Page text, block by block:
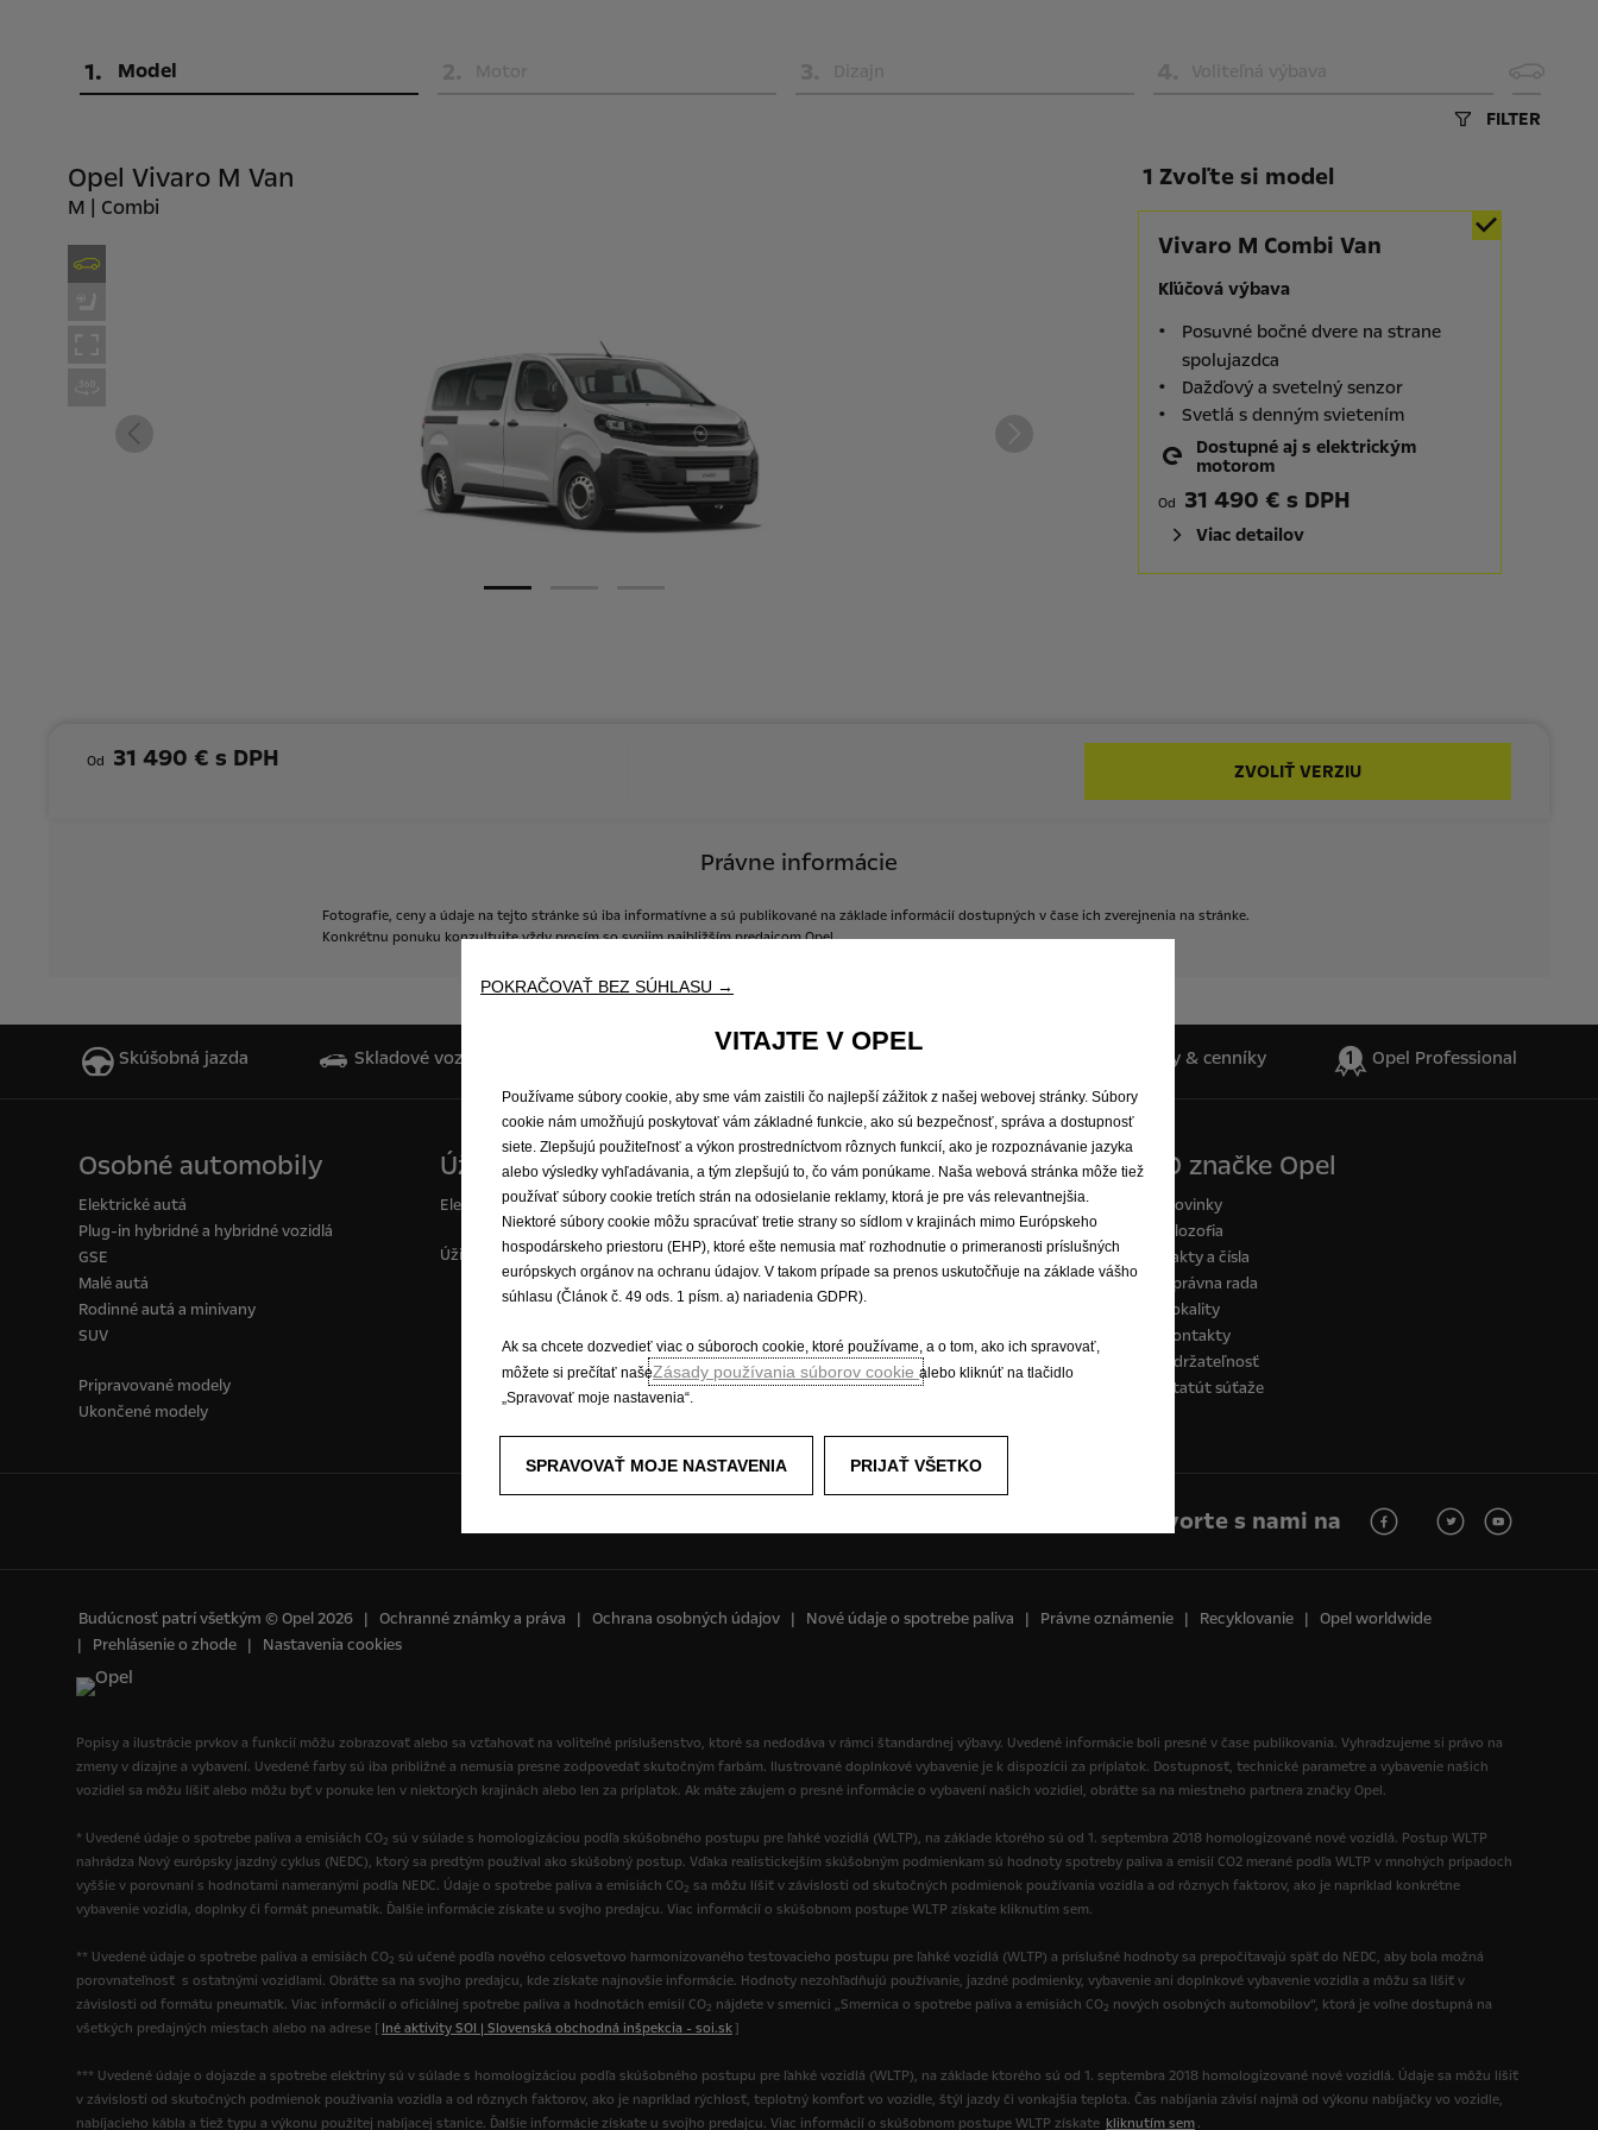
1. Model
FILTER
Opel Vivaro M Van
M | Combi
1 Zvoľte si model
Vivaro M Combi Van
Kľúčová výbava
Posuvné bočné dvere na strane
spolujazdca
Dažďový a svetelný senzor
Svetlá s denným svietením
Dostupné aj s elektrickým
motorom
Od 31 490 € s DPH
Viac detailov
Od 31 490 € s DPH ZVOLIŤ VERZIU
Právne informácie
Fotografie, ceny a údaje na tejto stránke sú iba informatívne a sú publikované na základe informácií dostupných v čase ich zverejnenia na stránke.
Konkrétnu ponuku konzultujte vždy prosím so svojim najbližším predajcom Opel.
Skúšobná jazda Skladové vozidlá Cenová ponuka Objednať do servisu Katalógy & cenníky Opel Professional
Osobné automobily
Elektrické autá
Plug-in hybridné a hybridné vozidlá
GSE
Malé autá
Rodinné autá a minivany
SUV
Pripravované modely
Ukončené modely
Úžitkové vozidlá
Elektrické dodávky a minibusy
Úžitkové vozidlá Opel
Zažite Opel
E-mobilita
Opel Connect
Informačno-zábavné systémy
Koncepčné vozidlá
Opel lifestyle shop
Opel Experimental
O značke Opel
Novinky
Filozofia
Fakty a čísla
Správna rada
Lokality
Kontakty
Udržateľnosť
Štatút súťaže
Hovorte s nami na
Budúcnosť patrí všetkým © Opel 2026 Ochranné známky a práva Ochrana osobných údajov Nové údaje o spotrebe paliva Právne oznámenie Recyklovanie
Opel worldwide
Prehlásenie o zhode
Nastavenia cookies
Popisy a ilustrácie prvkov a funkcií môžu zobrazovať alebo sa vzťahovať na voliteľné príslušenstvo, ktoré sa nedodáva v rámci štandardnej výbavy. Uvedené informácie boli presné v čase publikovania. Vyhradzujeme si právo na
zmeny v dizajne a vybavení. Uvedené farby sú iba približné a nemusia presne zodpovedať skutočným farbám. Ilustrované doplnkové vybavenie je k dispozícii za príplatok. Dostupnosť, technické parametre a vybavenie našich
vozidiel sa môžu líšiť alebo môžu byť v ponuke len v niektorých krajinách alebo len za príplatok. Ak máte záujem o presné informácie o vybavení našich vozidiel, obráťte sa na miestneho partnera značky Opel.
* Uvedené údaje o spotrebe paliva a emisiách CO2 sú v súlade s homologizáciou podľa skúšobného postupu pre ľahké vozidlá (WLTP), na základe ktorého sú od 1. septembra 2018 homologizované nové vozidlá. Postup WLTP
nahrádza Nový európsky jazdný cyklus (NEDC), ktorý sa predtým používal ako skúšobný postup. Vďaka realistickejším skúšobným podmienkam sú hodnoty spotreby paliva a emisií CO2 merané podľa WLTP v mnohých prípadoch
vyššie v porovnaní s hodnotami nameranými podľa NEDC. Údaje o spotrebe paliva a emisiách CO2 sa môžu líšiť v závislosti od skutočných podmienok používania vozidla a od rôznych faktorov, ako je napríklad konkrétne
vybavenie vozidla, doplnky či formát pneumatík. Ďalšie informácie získate u svojho predajcu. Viac informácií o skúšobnom postupe WLTP získate kliknutím sem.
** Uvedené údaje o spotrebe paliva a emisiách CO2 sú učené podľa nového celosvetovo harmonizovaného testovacieho postupu pre ľahké vozidlá (WLTP) a príslušné hodnoty sa prepočítavajú späť do NEDC, aby bola možná
porovnateľnosť s ostatnými vozidlami. Obráťte sa na svojho predajcu, kde získate najnovšie informácie. Hodnoty nezohľadňujú používanie, jazdné podmienky, vybavenie ani doplnkové vybavenie vozidla a môžu sa líšiť v
závislosti od formátu pneumatík. Viac informácií o oficiálnej spotrebe paliva a hodnotách emisií CO2 nájdete v smernici „Smernica o spotrebe paliva a emisiách CO2 nových osobných automobilov“, ktorá je voľne dostupná na
všetkých predajných miestach alebo na adrese [ Iné aktivity SOI | Slovenská obchodná inšpekcia - soi.sk]
*** Uvedené údaje o dojazde a spotrebe elektriny sú v súlade s homologizáciou podľa skúšobného postupu pre ľahké vozidlá (WLTP), na základe ktorého sú od 1. septembra 2018 homologizované nové vozidlá. Údaje sa môžu líšiť
v závislosti od skutočných podmienok používania vozidla a od rôznych faktorov, ako je napríklad rýchlosť, teplotný komfort vo vozidle, štýl jazdy či vonkajšia teplota. Čas nabíjania závisí najmä od výkonu nabíjačky vo vozidle,
nabíjacieho kábla a tiež typu a výkonu použitej nabíjacej stanice. Ďalšie informácie získate u svojho predajcu. Viac informácií o skúšobnom postupe WLTP získate kliknutím sem .
POKRAČOVAŤ BEZ SÚHLASU →
VITAJTE V OPEL
Používame súbory cookie, aby sme vám zaistili čo najlepší zážitok z našej webovej stránky. Súbory
cookie nám umožňujú poskytovať vám základné funkcie, ako sú bezpečnosť, správa a dostupnosť
siete. Zlepšujú použiteľnosť a výkon prostredníctvom rôznych funkcií, ako je rozpoznávanie jazyka
alebo výsledky vyhľadávania, a tým zlepšujú to, čo vám ponúkame. Naša webová stránka môže tiež
používať súbory cookie tretích strán na odosielanie reklamy, ktorá je pre vás relevantnejšia.
Niektoré súbory cookie môžu spracúvať tretie strany so sídlom v krajinách mimo Európskeho
hospodárskeho priestoru (EHP), ktoré ešte nemusia mať rozhodnutie o primeranosti príslušných
európskych orgánov na ochranu údajov. V takom prípade sa prenos uskutočňuje na základe vášho
súhlasu (Článok č. 49 ods. 1 písm. a) nariadenia GDPR).
Ak sa chcete dozvedieť viac o súboroch cookie, ktoré používame, a o tom, ako ich spravovať,
môžete si prečítať našeZásady používania súborov cookie alebo kliknúť na tlačidlo
„Spravovať moje nastavenia“.
SPRAVOVAŤ MOJE NASTAVENIA PRIJAŤ VŠETKO